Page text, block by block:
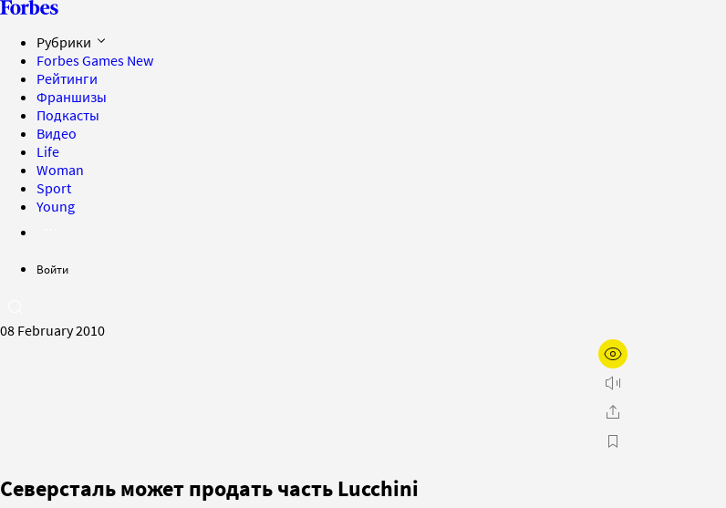
Рубрики
Forbes Games New
Рейтинги
Франшизы
Подкасты
Видео
Life
Woman
Sport
Young
Войти
08 February 2010
Северсталь может продать часть Lucchini